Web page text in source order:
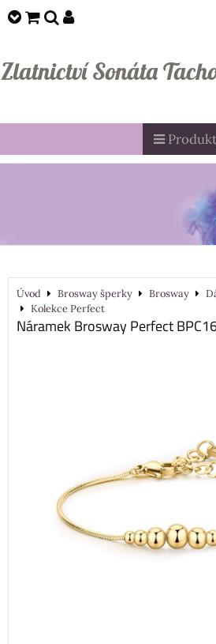
Zlatnictví Sonáta
Úvod Brosway šperky Brosway
Kolekce Perfect
Náramek Brosway Perfect